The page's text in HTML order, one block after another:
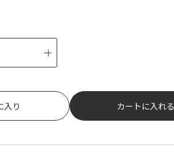
入り カートに入れる